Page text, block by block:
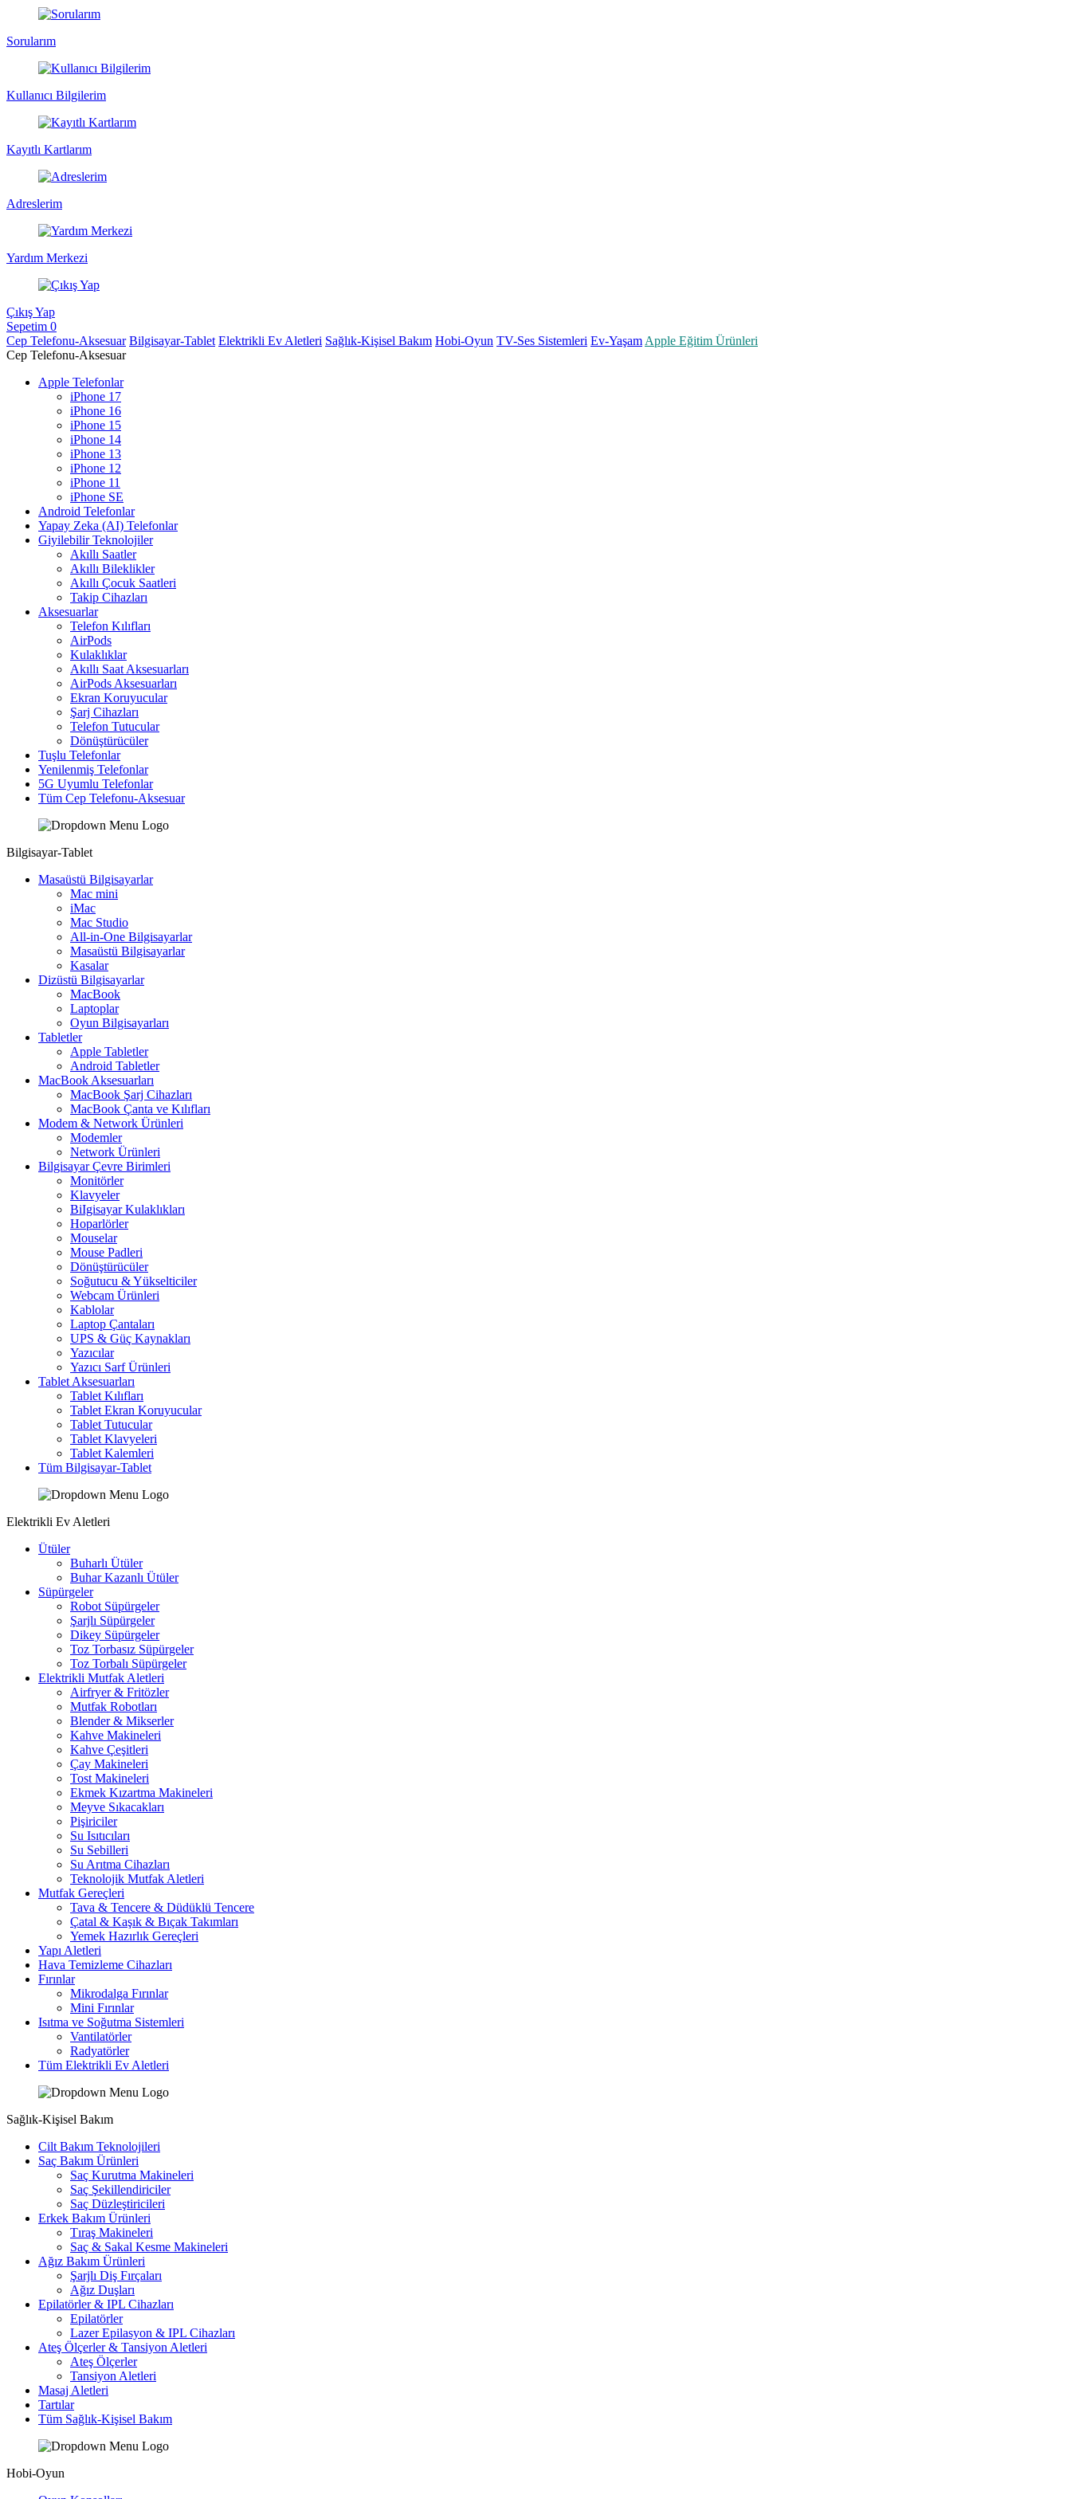
Sorularım
Kullanıcı Bilgilerim
Kayıtlı Kartlarım
Adreslerim
Yardım Merkezi
Çıkış Yap
Sepetim 0
Cep Telefonu-Aksesuar Bilgisayar-Tablet Elektrikli Ev Aletleri Sağlık-Kişisel Bakım Hobi-Oyun TV-Ses Sistemleri Ev-Yaşam Apple Eğitim Ürünleri
Cep Telefonu-Aksesuar
Apple Telefonlar
iPhone 17
iPhone 16
iPhone 15
iPhone 14
iPhone 13
iPhone 12
iPhone 11
iPhone SE
Android Telefonlar
Yapay Zeka (AI) Telefonlar
Giyilebilir Teknolojiler
Akıllı Saatler
Akıllı Bileklikler
Akıllı Çocuk Saatleri
Takip Cihazları
Aksesuarlar
Telefon Kılıfları
AirPods
Kulaklıklar
Akıllı Saat Aksesuarları
AirPods Aksesuarları
Ekran Koruyucular
Şarj Cihazları
Telefon Tutucular
Dönüştürücüler
Tuşlu Telefonlar
Yenilenmiş Telefonlar
5G Uyumlu Telefonlar
Tüm Cep Telefonu-Aksesuar
Bilgisayar-Tablet
Masaüstü Bilgisayarlar
Mac mini
iMac
Mac Studio
All-in-One Bilgisayarlar
Masaüstü Bilgisayarlar
Kasalar
Dizüstü Bilgisayarlar
MacBook
Laptoplar
Oyun Bilgisayarları
Tabletler
Apple Tabletler
Android Tabletler
MacBook Aksesuarları
MacBook Şarj Cihazları
MacBook Çanta ve Kılıfları
Modem & Network Ürünleri
Modemler
Network Ürünleri
Bilgisayar Çevre Birimleri
Monitörler
Klavyeler
BiIgisayar Kulaklıkları
Hoparlörler
Mouselar
Mouse Padleri
Dönüştürücüler
Soğutucu & Yükselticiler
Webcam Ürünleri
Kablolar
Laptop Çantaları
UPS & Güç Kaynakları
Yazıcılar
Yazıcı Sarf Ürünleri
Tablet Aksesuarları
Tablet Kılıfları
Tablet Ekran Koruyucular
Tablet Tutucular
Tablet Klavyeleri
Tablet Kalemleri
Tüm Bilgisayar-Tablet
Elektrikli Ev Aletleri
Ütüler
Buharlı Ütüler
Buhar Kazanlı Ütüler
Süpürgeler
Robot Süpürgeler
Şarjlı Süpürgeler
Dikey Süpürgeler
Toz Torbasız Süpürgeler
Toz Torbalı Süpürgeler
Elektrikli Mutfak Aletleri
Airfryer & Fritözler
Mutfak Robotları
Blender & Mikserler
Kahve Makineleri
Kahve Çeşitleri
Çay Makineleri
Tost Makineleri
Ekmek Kızartma Makineleri
Meyve Sıkacakları
Pişiriciler
Su Isıtıcıları
Su Sebilleri
Su Arıtma Cihazları
Teknolojik Mutfak Aletleri
Mutfak Gereçleri
Tava & Tencere & Düdüklü Tencere
Çatal & Kaşık & Bıçak Takımları
Yemek Hazırlık Gereçleri
Yapı Aletleri
Hava Temizleme Cihazları
Fırınlar
Mikrodalga Fırınlar
Mini Fırınlar
Isıtma ve Soğutma Sistemleri
Vantilatörler
Radyatörler
Tüm Elektrikli Ev Aletleri
Sağlık-Kişisel Bakım
Cilt Bakım Teknolojileri
Saç Bakım Ürünleri
Saç Kurutma Makineleri
Saç Şekillendiriciler
Saç Düzleştiricileri
Erkek Bakım Ürünleri
Tıraş Makineleri
Saç & Sakal Kesme Makineleri
Ağız Bakım Ürünleri
Şarjlı Diş Fırçaları
Ağız Duşları
Epilatörler & IPL Cihazları
Epilatörler
Lazer Epilasyon & IPL Cihazları
Ateş Ölçerler & Tansiyon Aletleri
Ateş Ölçerler
Tansiyon Aletleri
Masaj Aletleri
Tartılar
Tüm Sağlık-Kişisel Bakım
Hobi-Oyun